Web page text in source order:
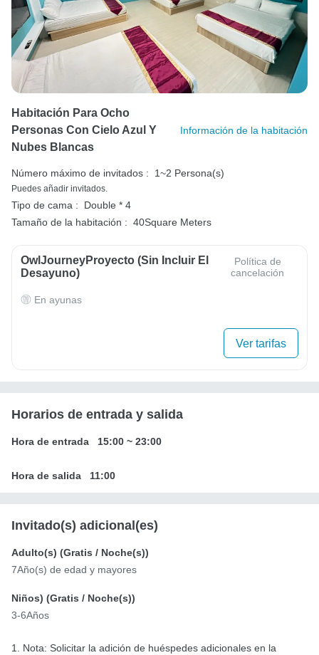
Habitación Para Ocho
Personas Con Cielo Azul Y
Nubes Blancas
Información de la habitación
Número máximo de invitados : 1~2 Persona(s)
Puedes añadir invitados.
Tipo de cama :
Double * 4
Tamaño de la habitación : 40Square Meters
OwlJourneyProyecto (sin Incluir El
Desayuno)
Política de
cancelación
En ayunas
Ver tarifas
Horarios de entrada y salida
Hora de entrada 15:00 ~ 23:00
Hora de salida 11:00
Invitado(s) adicional(es)
Adulto(s) (Gratis / Noche(s))
7Año(s) de edad y mayores
Niños) (Gratis / Noche(s))
3-6Años
1. Nota: Solicitar la adición de huéspedes adicionales en la